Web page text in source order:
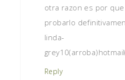
otra razon es por
probarlo
linda-
Reply